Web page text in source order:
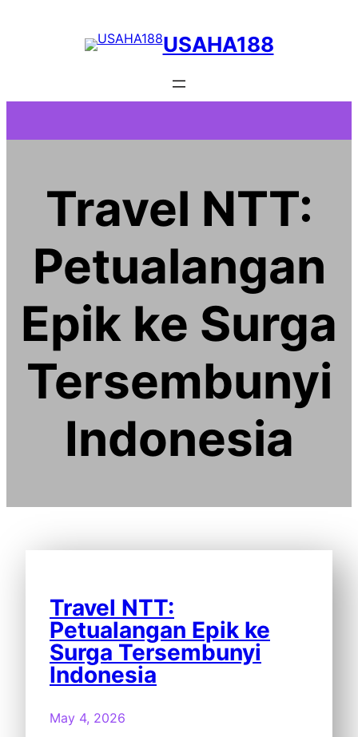
USAHA188
Travel NTT:
Petualangan
Epik ke Surga
Tersembunyi
Indonesia
Travel NTT:
Petualangan Epik ke
Surga Tersembunyi
Indonesia
May 4, 2026